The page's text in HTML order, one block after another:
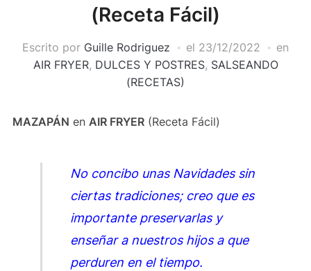
(Receta Fácil)
Escrito por Guille Rodriguez el 23/12/2022
en
AIR FRYER, DULCES Y POSTRES, SALSEANDO
(RECETAS)
MAZAPÁN en AIR FRYER(Receta Fácil)
No concibo unas Navidades sin
ciertas tradiciones; creo que es
importante preservarlas y
enseñar a nuestros hijos a que
perduren en el tiempo.